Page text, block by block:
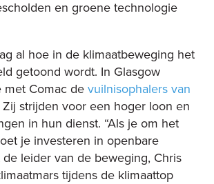
en groene technologie
al hoe in de klimaatbeweging het
getoond wordt. In Glasgow
Comac de vuilnisophalers van
Zij strijden voor een hoger loon en
in hun dienst. “Als je om het
je investeren in openbare
de leider van de beweging, Chris
tijdens de klimaattop